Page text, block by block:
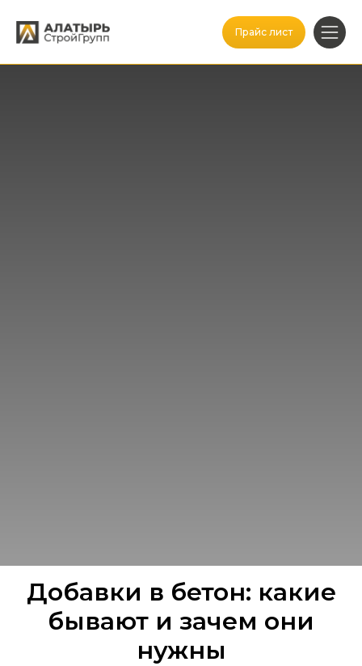
Прайс лист
Добавки в бетон: какие
бывают и зачем они
нужны